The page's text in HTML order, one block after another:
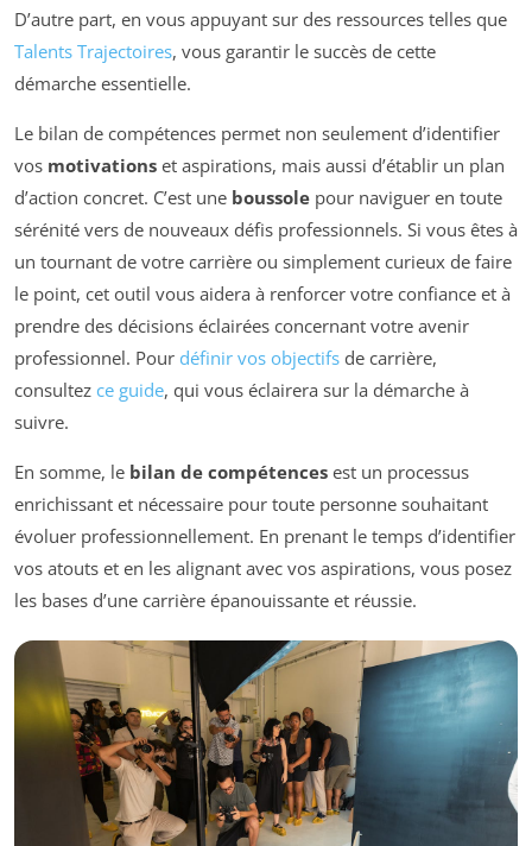
D’autre part, en vous appuyant sur des ressources telles que
Talents Trajectoires, vous garantir le succès de cette
démarche essentielle.
Le bilan de compétences permet non seulement d’identifier
vos motivations et aspirations, mais aussi d’établir un plan
d’action concret. C’est une boussole pour naviguer en toute
sérénité vers de nouveaux défis professionnels. Si vous êtes à
un tournant de votre carrière ou simplement curieux de faire
le point, cet outil vous aidera à renforcer votre confiance et à
prendre des décisions éclairées concernant votre avenir
professionnel. Pour définir vos objectifs de carrière,
consultez ce guide, qui vous éclairera sur la démarche à
suivre.
En somme, le bilan de compétences est un processus
enrichissant et nécessaire pour toute personne souhaitant
évoluer professionnellement. En prenant le temps d’identifier
vos atouts et en les alignant avec vos aspirations, vous posez
les bases d’une carrière épanouissante et réussie.